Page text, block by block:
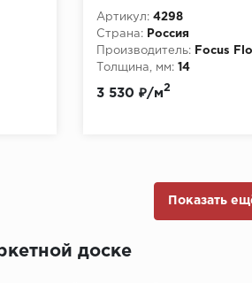
Артикул: 4298
Страна:
Россия
Производитель:
Focus
Толщина, мм: 14
3 530 ₽/м2
Показать
доске